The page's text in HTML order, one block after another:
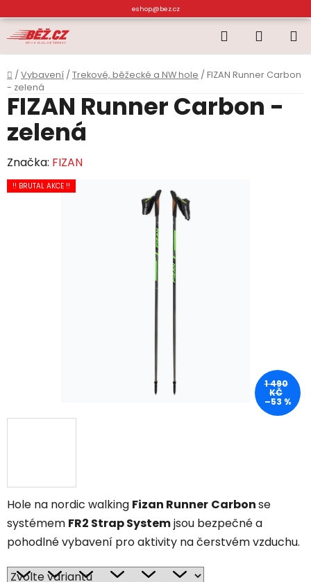
na
obsah
eshop@bez.cz
Hledat
KOŠÍK
Domů
/ Vybavení / Trekové, běžecké a NW hole / FIZAN Runner Carbon
- zelená
Hole na nordic walking Fizan Runner Carbonse
systémem FR2 Strap Systemjsou bezpečné a
pohodlné vybavení pro aktivity na čerstvém vzduchu.
FIZAN Runner Carbon -
zelená
Značka: FIZAN
!! BRUTAL AKCE !!
1 490
KČ
–53 %